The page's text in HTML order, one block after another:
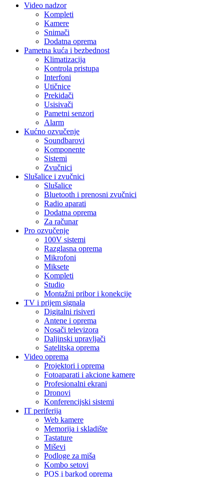
Video nadzor
Kompleti
Kamere
Snimači
Dodatna oprema
Pametna kuća i bezbednost
Klimatizacija
Kontrola pristupa
Interfoni
Utičnice
Prekidači
Usisivači
Pametni senzori
Alarm
Kućno ozvučenje
Soundbarovi
Komponente
Sistemi
Zvučnici
Slušalice i zvučnici
Slušalice
Bluetooth i prenosni zvučnici
Radio aparati
Dodatna oprema
Za računar
Pro ozvučenje
100V sistemi
Razglasna oprema
Mikrofoni
Miksete
Kompleti
Studio
Montažni pribor i konekcije
TV i prijem signala
Digitalni risiveri
Antene i oprema
Nosači televizora
Daljinski upravljači
Satelitska oprema
Video oprema
Projektori i oprema
Fotoaparati i akcione kamere
Profesionalni ekrani
Dronovi
Konferencijski sistemi
IT periferija
Web kamere
Memorija i skladište
Tastature
Miševi
Podloge za miša
Kombo setovi
POS i barkod oprema